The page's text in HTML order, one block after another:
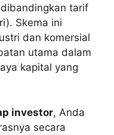
tarif
Skema ini
dan komersial
utama dalam
kapital yang
investor, Anda
secara